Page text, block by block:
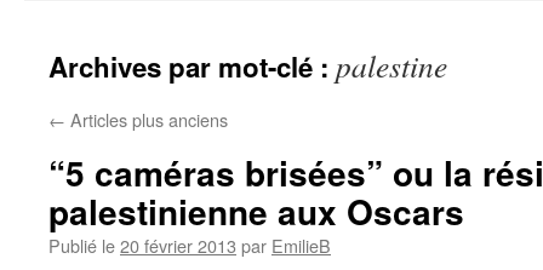
Archives par mot-clé : palestine
← Articles plus anciens
“5 caméras brisées” ou la
palestinienne aux Oscars
Publié le20 février 2013 par EmilieB